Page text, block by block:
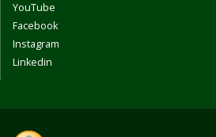
YouTube
Facebook
Instagram
Linkedin